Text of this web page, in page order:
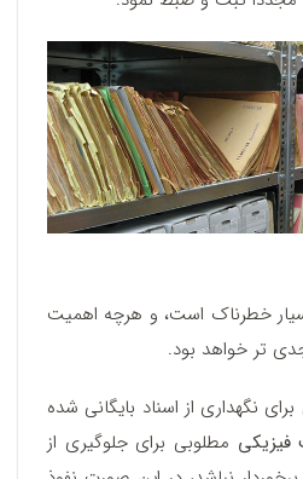
خطرناک است، و هرچه اهمیت
تر خواهد بود.
نگهداری از اسناد بایگانی شده
فیزیکی مطلوبی برای جلوگیری از